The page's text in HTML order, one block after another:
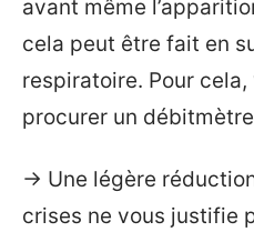
avant même
cela peut être fait en
respiratoire. Pour
procurer un
→ Une légère
crises ne vous justifie